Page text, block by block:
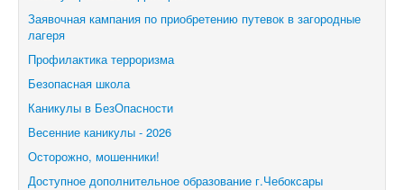
Заявочная кампания по приобретению путевок в загородные
лагеря
Профилактика терроризма
Безопасная школа
Каникулы в БезОпасности
Весенние каникулы - 2026
Осторожно, мошенники!
Доступное дополнительное образование г.Чебоксары